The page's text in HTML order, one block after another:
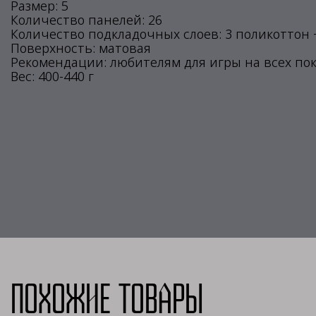
Размер: 5
Количество панелей: 26
Количество подкладочных слоев: 3 поликоттон
Поверхность: матовая
Рекомендации: любителям для игры на всех
Вес: 400-440 г
Похожие товары